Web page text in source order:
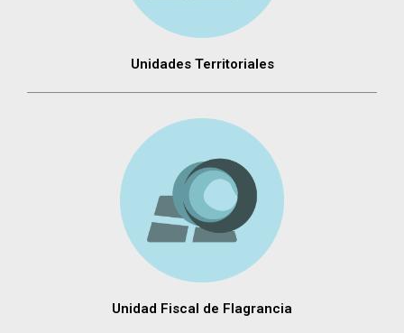
Unidades Territoriales
Unidad Fiscal de Flagrancia